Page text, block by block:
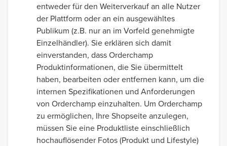
entweder für den Weiterverkauf an alle Nutzer
der Plattform oder an ein ausgewähltes
Publikum (z.B. nur an im Vorfeld genehmigte
Einzelhändler). Sie erklären sich damit
einverstanden, dass Orderchamp
Produktinformationen, die Sie übermittelt
haben, bearbeiten oder entfernen kann, um die
internen Spezifikationen und Anforderungen
von Orderchamp einzuhalten. Um Orderchamp
zu ermöglichen, Ihre Shopseite anzulegen,
müssen Sie eine Produktliste einschließlich
hochauflösender Fotos (Produkt und Lifestyle)